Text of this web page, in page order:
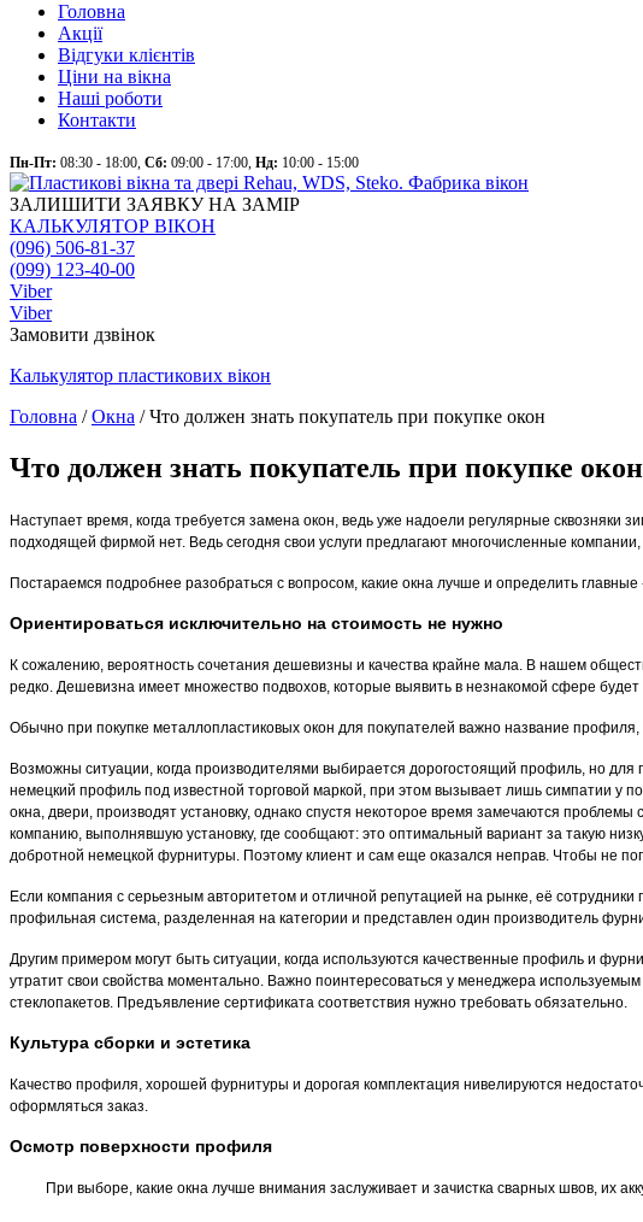
Головна
Акції
Відгуки клієнтів
Ціни на вікна
Наші роботи
Контакти
Пн-Пт: 08:30 - 18:00, Сб: 09:00 - 17:00, Нд: 10:00 - 15:00
ЗАЛИШИТИ ЗАЯВКУ НА ЗАМІР
КАЛЬКУЛЯТОР ВІКОН
(096) 506-81-37
(099) 123-40-00
Viber
Viber
Замовити дзвінок
Калькулятор пластикових вікон
Головна /Окна /Что должен знать покупатель при покупке окон
Что должен знать покупатель при покупке окон
Наступает время, когда требуется замена окон, ведь уже надоели регулярные
подходящей фирмой нет. Ведь сегодня свои услуги предлагают многочисленные
Постараемся подробнее разобраться с вопросом, какие окна лучше и определить
Ориентироваться исключительно на стоимость не нужно
К сожалению, вероятность сочетания дешевизны и качества крайне мала. В нашем
редко. Дешевизна имеет множество подвохов, которые выявить в незнакомой сфере
Обычно при покупке металлопластиковых окон для покупателей важно название
Возможны ситуации, когда производителями выбирается дорогостоящий профиль, но
немецкий профиль под известной торговой маркой, при этом вызывает лишь симпатии у
окна, двери, производят установку, однако спустя некоторое время замечаются
компанию, выполнявшую установку, где сообщают: это оптимальный вариант за такую
добротной немецкой фурнитуры. Поэтому клиент и сам еще оказался неправ. Чтобы не
Если компания с серьезным авторитетом и отличной репутацией на рынке, её
профильная система, разделенная на категории и представлен один производитель
Другим примером могут быть ситуации, когда используются качественные профиль и
утратит свои свойства моментально. Важно поинтересоваться у менеджера
стеклопакетов. Предъявление сертификата соответствия нужно требовать обязательно.
Культура сборки и эстетика
Качество профиля, хорошей фурнитуры и дорогая комплектация нивелируются
оформляться заказ.
Осмотр поверхности профиля
При выборе, какие окна лучше внимания заслуживает и зачистка сварных швов, их